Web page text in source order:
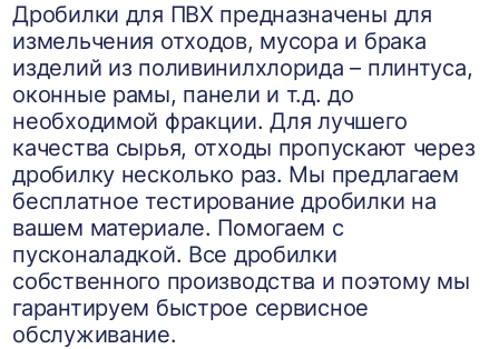
Дробилки для ПВХ предназначены для
измельчения отходов, мусора и брака
изделий из поливинилхлорида – плинтуса,
оконные рамы, панели и т.д. до
необходимой фракции. Для лучшего
качества сырья, отходы пропускают через
дробилку несколько раз. Мы предлагаем
бесплатное тестирование дробилки на
вашем материале. Помогаем с
пусконаладкой. Все дробилки
собственного производства и поэтому мы
гарантируем быстрое сервисное
обслуживание.